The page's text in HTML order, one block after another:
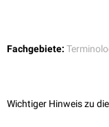
Fachgebiete:
Wichtiger Hinweis zu